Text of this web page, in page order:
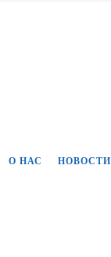
О НАС НОВОСТИ